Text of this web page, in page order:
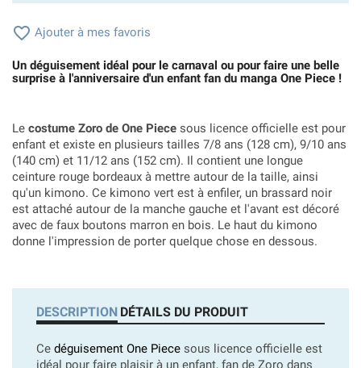
 Ajouter à mes favoris
Un déguisement idéal pour le carnaval ou pour faire une belle
surprise à l'anniversaire d'un enfant fan du manga One Piece !
Le costume Zoro de One Piece sous licence officielle est pour
enfant et existe en plusieurs tailles 7/8 ans (128 cm), 9/10 ans
(140 cm) et 11/12 ans (152 cm). Il contient une longue
ceinture rouge bordeaux à mettre autour de la taille, ainsi
qu'un kimono. Ce kimono vert est à enfiler, un brassard noir
est attaché autour de la manche gauche et l'avant est décoré
avec de faux boutons marron en bois. Le haut du kimono
donne l'impression de porter quelque chose en dessous.
DESCRIPTION DÉTAILS DU PRODUIT
Ce déguisement One Piece sous licence officielle est
idéal pour faire plaisir à un enfant, fan de Zoro dans